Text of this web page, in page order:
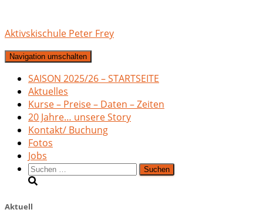
Aktivskischule Peter Frey
Navigation umschalten
SAISON 2025/26 – STARTSEITE
Aktuelles
Kurse – Preise – Daten – Zeiten
20 Jahre… unsere Story
Kontakt/ Buchung
Fotos
Jobs
Suchen
nach:
Aktuell